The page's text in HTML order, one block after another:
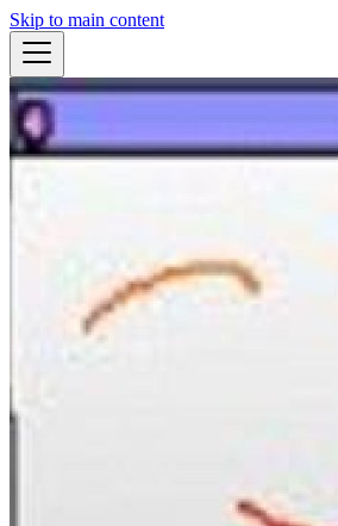
Skip to main content